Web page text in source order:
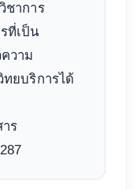
ชาการ
ที่เป็น
วาม
ทยบริการได้
าร